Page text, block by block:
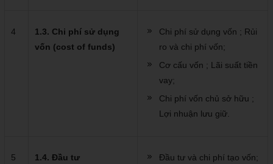
4
1.3. Chi phí sử dụng
vốn (cost of funds)
Chi phí sử dụng vốn ; Rủi
ro và chi phí vốn;
Cơ cấu vốn ; Lãi suất tiền
vay;
Chi phí vốn chủ sở hữu ;
Lợi nhuận lưu giữ.
5
1.4. Đầu tư
Đầu tư và chi phí tạo vốn;